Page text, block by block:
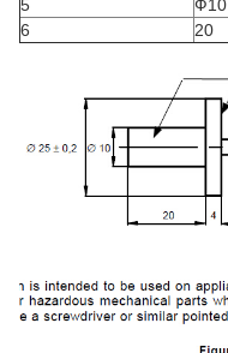
5
Ф10
6
20